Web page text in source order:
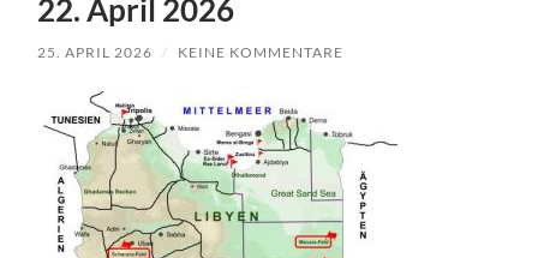
22. April 2026
25. APRIL 2026 / KEINE KOMMENTARE